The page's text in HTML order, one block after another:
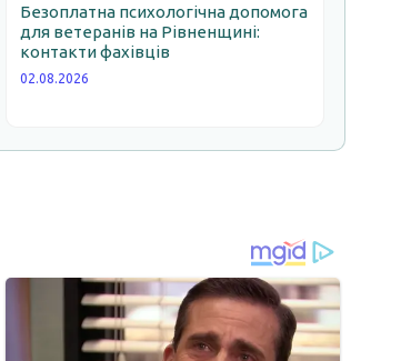
Безоплатна психологічна допомога
для ветеранів на Рівненщині:
контакти фахівців
02.08.2026